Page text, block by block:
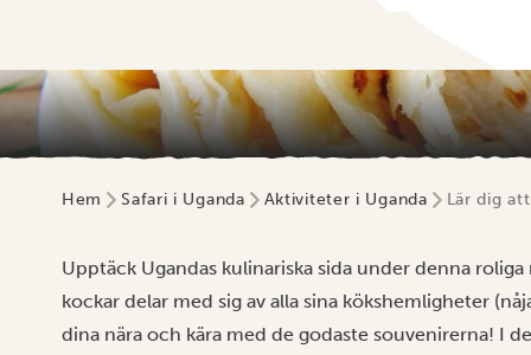
Hem Safari i Uganda Aktiviteter i Uganda Lär dig
Upptäck Ugandas kulinariska sida under denna
kockar delar med sig av alla sina kökshemligheter
dina nära och kära med de godaste souvenirerna! I